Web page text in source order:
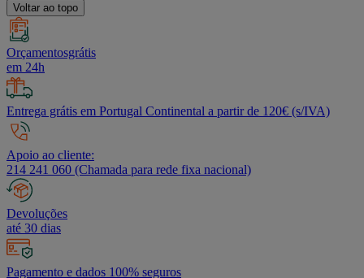
Voltar ao topo
Orçamentosgrátis
em 24h
Entrega grátis em Portugal Continental a partir de 120€ (s/IVA)
Apoio ao cliente:
214 241 060 (Chamada para rede fixa nacional)
Devoluções
até 30 dias
Pagamento e dados 100% seguros